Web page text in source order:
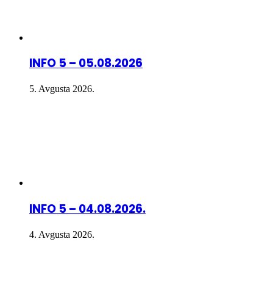
INFO 5 – 05.08.2026
5. Avgusta 2026.
INFO 5 – 04.08.2026.
4. Avgusta 2026.